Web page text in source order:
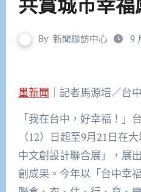
By 新聞聯訪中心 9
墨新聞 ｜記者馬源培／台
「我在台中，好幸福！」
（12）日起至9月21日在
中文創設計聯合展」，展
創成果。今年以「台中幸